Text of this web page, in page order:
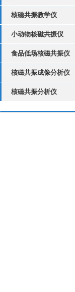
核磁共振教学仪
小动物核磁共振仪
食品低场核磁共振仪
核磁共振成像分析仪
核磁共振分析仪